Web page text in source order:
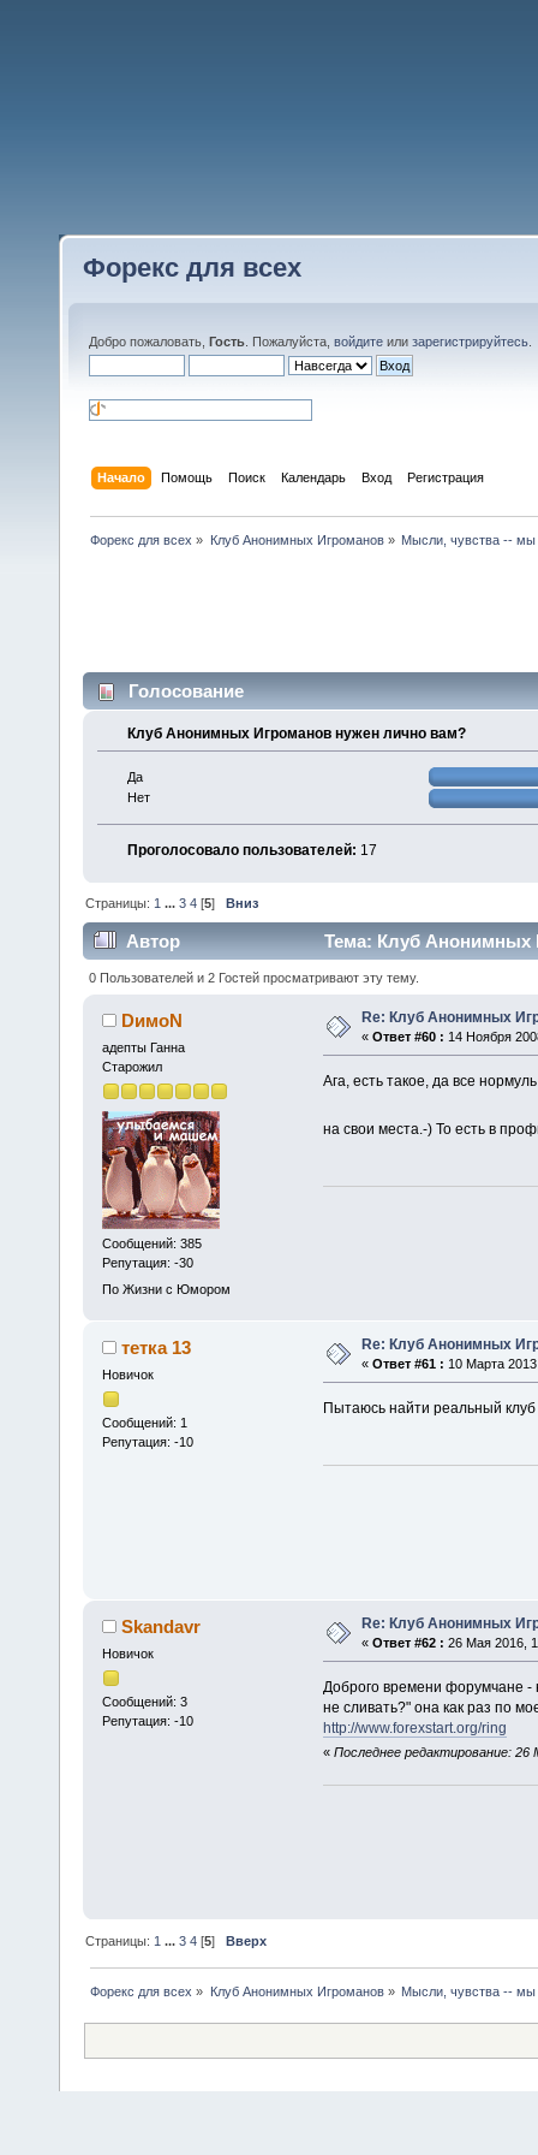
Форекс для всех
Добро пожаловать, Гость . Пожалуйста, войдите или зарегистрируйтесь
Начало Помощь Поиск Календарь Вход Регистрация
Форекс для всех » Клуб Анонимных Игроманов» Мысли, чувства -- мы
Голосование
Клуб Анонимных Игроманов нужен лично вам?
Да
Нет
Проголосовало пользователей: 17
Страницы: 1 ...3 4 [5] Вниз
Автор Тема: Клуб Анонимных
0 Пользователей и 2 Гостей просматривают эту тему.
DимоN
адепты Ганна
Старожил
Сообщений: 385
Репутация: -30
По Жизни с Юмором
Re: Клуб Анонимных
« Ответ #60 : 14 Ноября
Ага, есть такое, да все
на свои места.-) То есть в
тетка 13
Новичок
Сообщений: 1
Репутация: -10
Re: Клуб Анонимных
« Ответ #61 : 10 Марта
Пытаюсь найти реальный
Skandavr
Новичок
Сообщений: 3
Репутация: -10
Re: Клуб Анонимных
« Ответ #62 : 26 Мая 2016,
Доброго времени форумчане -
не сливать?" она как раз по
http://www.forexstart.org/ring
« Последнее редактирование: 26
Страницы: 1 ...3 4 [5]Вверх
Форекс для всех » Клуб Анонимных Игроманов» Мысли, чувства -- мы